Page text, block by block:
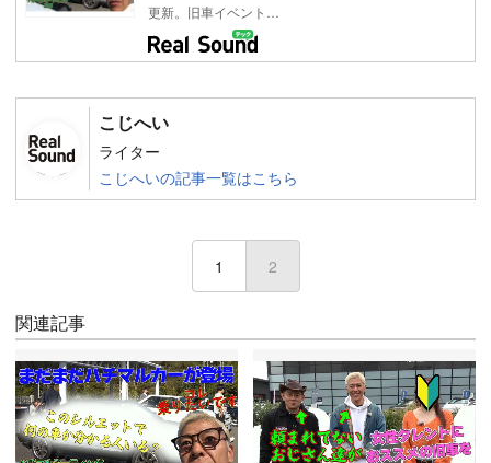
更新。旧車イベント…
こじへい
ライター
こじへいの記事一覧はこちら
1 2
関連記事